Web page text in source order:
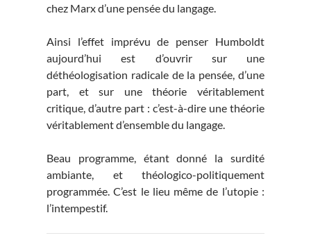
chez Marx d’une pensée du langage.
Ainsi l’effet imprévu de penser Humboldt
aujourd’hui est d’ouvrir sur une
déthéologisation radicale de la pensée, d’une
part, et sur une théorie véritablement
critique, d’autre part : c’est-à-dire une théorie
véritablement d’ensemble du langage.
Beau programme, étant donné la surdité
ambiante, et théologico-politiquement
programmée. C’est le lieu même de l’utopie :
l’intempestif.